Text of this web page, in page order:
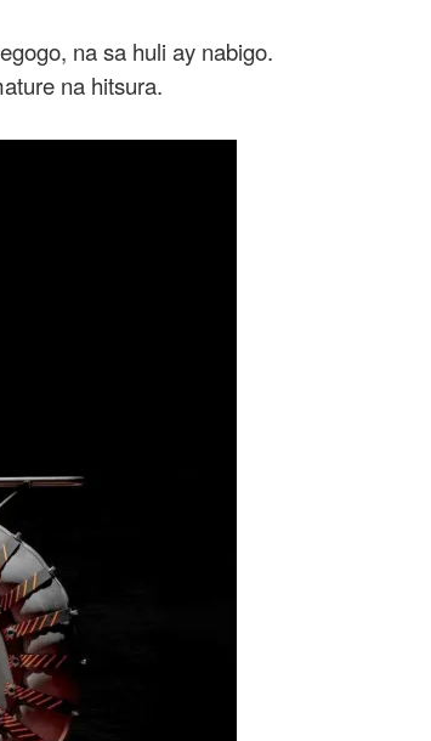
na sa huli ay nabigo.
na hitsura.